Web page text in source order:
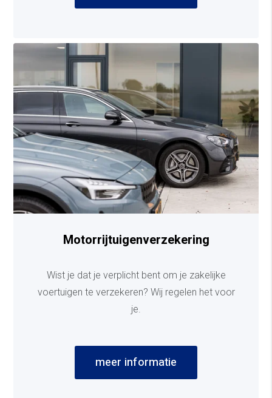
Motorrijtuigenverzekering
Wist je dat je verplicht bent om je zakelijke
voertuigen te verzekeren? Wij regelen het voor
je.
meer informatie